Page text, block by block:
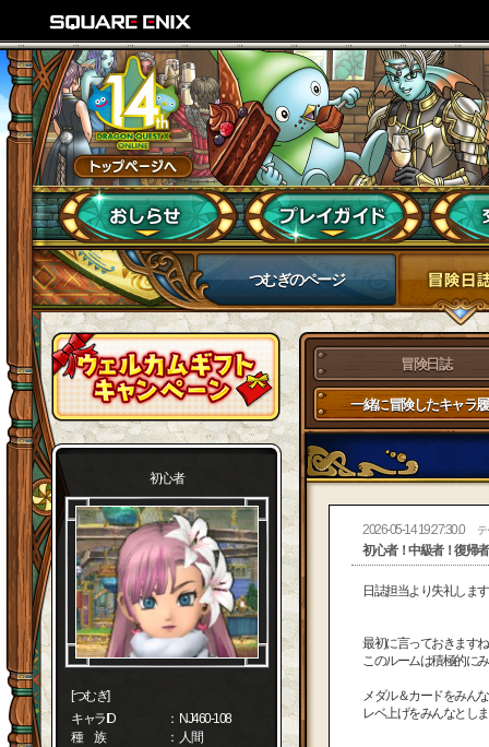
つむぎのページ
初心者
[つむぎ]
キャラID
： NJ460-108
種 族
： 人間
冒険日誌
一緒に冒険したキャラ
2026-05-14 19:27:30.0 テ
初心者！中級者！復帰
日誌担当より失礼します
最初に言っておきますね
このルームは積極的に
メダル＆カードをみん
レベ上げをみんなとし